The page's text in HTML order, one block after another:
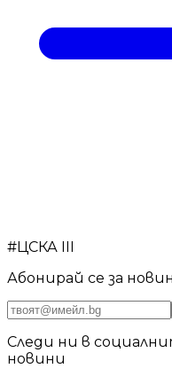
#ЦСКА III
Абонирай се за
Следи ни в
новини